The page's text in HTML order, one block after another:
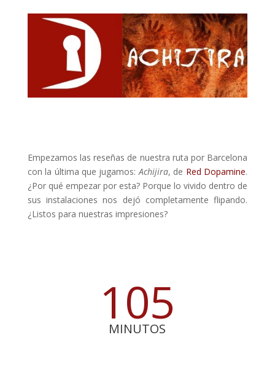
Empezamos las reseñas de nuestra ruta por Barcelona
con la última que jugamos: Achijira, de Red Dopamine.
¿Por qué empezar por esta? Porque lo vivido dentro de
sus instalaciones nos dejó completamente flipando.
¿Listos para nuestras impresiones?
105
MINUTOS